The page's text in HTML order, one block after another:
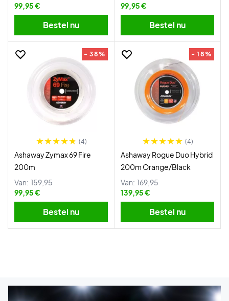
99,95 €
Bestel nu
99,95 €
Bestel nu
- 38%
(4)
Ashaway Zymax 69 Fire
200m
Van: 159,95
99,95 €
Bestel nu
- 18%
(4)
Ashaway Rogue Duo Hybrid
200m Orange/Black
Van: 169,95
139,95 €
Bestel nu